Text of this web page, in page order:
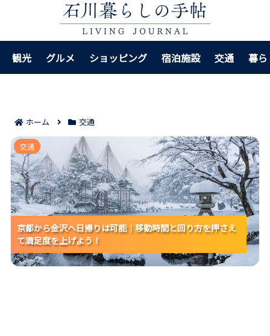
観光 グルメ ショッピング 宿泊施設 交通 暮
ホーム 交通
京都から金沢へ日帰りは可能｜移動時間と回り方を押
さえて満足度を上げよう！
京都から金沢へ日帰りは可能｜移動時間と回り方を押さえ
て満足度を上げよう！
京都から金沢へ日帰りは可能｜移動時間と回り方を押さえ
て満足度を上げよう！
京都から金沢へ日帰りは可能｜移動時間と回り方を押さえ
て満足度を上げよう！
交通